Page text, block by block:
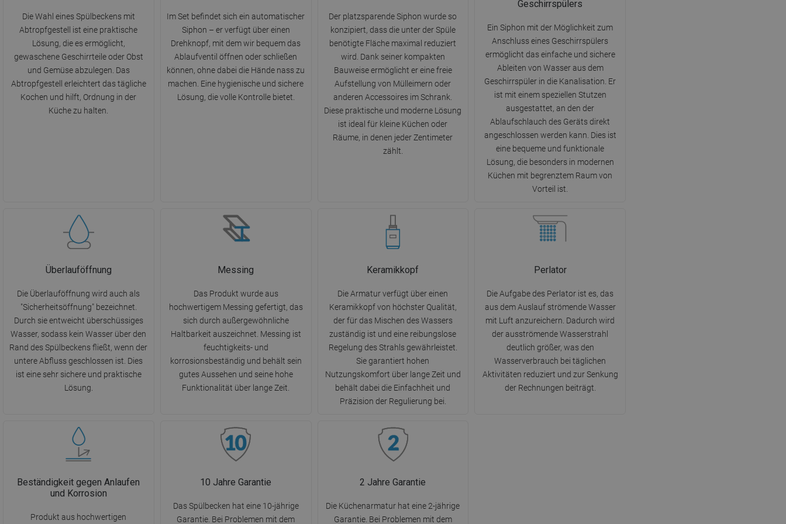
Die Wahl eines Spülbeckens mit
Abtropfgestell ist eine praktische
Lösung, die es ermöglicht,
gewaschene Geschirrteile oder Obst
und Gemüse abzulegen. Das
Abtropfgestell erleichtert das tägliche
Kochen und hilft, Ordnung in der
Küche zu halten.
Im Set befindet sich ein automatischer
Siphon – er verfügt über einen
Drehknopf, mit dem wir bequem das
Ablaufventil öffnen oder schließen
können, ohne dabei die Hände nass zu
machen. Eine hygienische und sichere
Lösung, die volle Kontrolle bietet.
Der platzsparende Siphon wurde so
konzipiert, dass die unter der Spüle
benötigte Fläche maximal reduziert
wird. Dank seiner kompakten
Bauweise ermöglicht er eine freie
Aufstellung von Mülleimern oder
anderen Accessoires im Schrank.
Diese praktische und moderne Lösung
ist ideal für kleine Küchen oder
Räume, in denen jeder Zentimeter
zählt.
Geschirrspülers
Ein Siphon mit der Möglichkeit zum
Anschluss eines Geschirrspülers
ermöglicht das einfache und sichere
Ableiten von Wasser aus dem
Geschirrspüler in die Kanalisation. Er
ist mit einem speziellen Stutzen
ausgestattet, an den der
Ablaufschlauch des Geräts direkt
angeschlossen werden kann. Dies ist
eine bequeme und funktionale
Lösung, die besonders in modernen
Küchen mit begrenztem Raum von
Vorteil ist.
Überlauföffnung
Die Überlauföffnung wird auch als
"Sicherheitsöffnung" bezeichnet.
Durch sie entweicht überschüssiges
Wasser, sodass kein Wasser über den
Rand des Spülbeckens fließt, wenn der
untere Abfluss geschlossen ist. Dies
ist eine sehr sichere und praktische
Lösung.
Messing
Das Produkt wurde aus
hochwertigem Messing gefertigt, das
sich durch außergewöhnliche
Haltbarkeit auszeichnet. Messing ist
feuchtigkeits- und
korrosionsbeständig und behält sein
gutes Aussehen und seine hohe
Funktionalität über lange Zeit.
Keramikkopf
Die Armatur verfügt über einen
Keramikkopf von höchster Qualität,
der für das Mischen des Wassers
zuständig ist und eine reibungslose
Regelung des Strahls gewährleistet.
Sie garantiert hohen
Nutzungskomfort über lange Zeit und
behält dabei die Einfachheit und
Präzision der Regulierung bei.
Perlator
Die Aufgabe des Perlator ist es, das
aus dem Auslauf strömende Wasser
mit Luft anzureichern. Dadurch wird
der ausströmende Wasserstrahl
deutlich größer, was den
Wasserverbrauch bei täglichen
Aktivitäten reduziert und zur Senkung
der Rechnungen beiträgt.
Beständigkeit gegen Anlaufen
und Korrosion
Produkt aus hochwertigen
10 Jahre Garantie
Das Spülbecken hat eine 10-jährige
Garantie. Bei Problemen mit dem
2 Jahre Garantie
Die Küchenarmatur hat eine 2-jährige
Garantie. Bei Problemen mit dem
DANISH
SWEDISH
FINNISH
CROATIAN
SLOVENIAN